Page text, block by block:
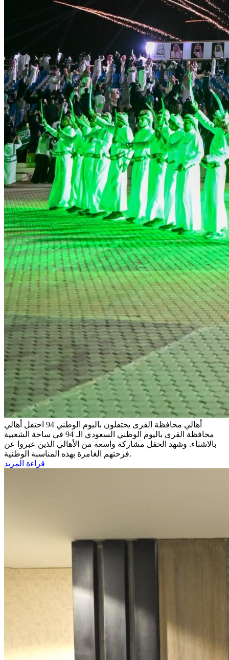
أهالي محافظة القرى يحتفلون باليوم الوطني 94
احتفل أهالي
محافظة القرى باليوم الوطني السعودي الـ 94 في ساحة الشعبية
بالاشتاء. وشهد الحفل مشاركة واسعة من الأهالي الذين عبروا عن
فرحتهم الغامرة بهذه المناسبة الوطنية.
قراءة المزيد